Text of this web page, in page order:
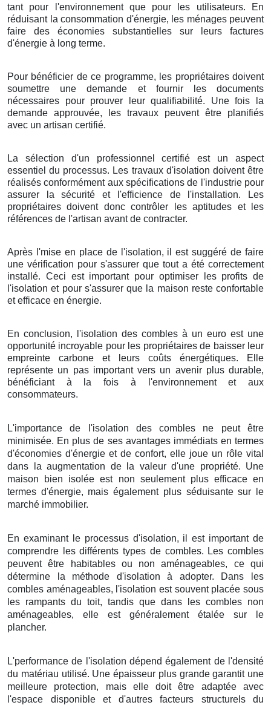
tant pour l'environnement que pour les utilisateurs. En
réduisant la consommation d'énergie, les ménages peuvent
faire des économies substantielles sur leurs factures
d'énergie à long terme.
Pour bénéficier de ce programme, les propriétaires doivent
soumettre une demande et fournir les documents
nécessaires pour prouver leur qualifiabilité. Une fois la
demande approuvée, les travaux peuvent être planifiés
avec un artisan certifié.
La sélection d'un professionnel certifié est un aspect
essentiel du processus. Les travaux d'isolation doivent être
réalisés conformément aux spécifications de l'industrie pour
assurer la sécurité et l'efficience de l'installation. Les
propriétaires doivent donc contrôler les aptitudes et les
références de l'artisan avant de contracter.
Après l'mise en place de l'isolation, il est suggéré de faire
une vérification pour s'assurer que tout a été correctement
installé. Ceci est important pour optimiser les profits de
l'isolation et pour s'assurer que la maison reste confortable
et efficace en énergie.
En conclusion, l'isolation des combles à un euro est une
opportunité incroyable pour les propriétaires de baisser leur
empreinte carbone et leurs coûts énergétiques. Elle
représente un pas important vers un avenir plus durable,
bénéficiant à la fois à l'environnement et aux
consommateurs.
L'importance de l'isolation des combles ne peut être
minimisée. En plus de ses avantages immédiats en termes
d'économies d'énergie et de confort, elle joue un rôle vital
dans la augmentation de la valeur d'une propriété. Une
maison bien isolée est non seulement plus efficace en
termes d'énergie, mais également plus séduisante sur le
marché immobilier.
En examinant le processus d'isolation, il est important de
comprendre les différents types de combles. Les combles
peuvent être habitables ou non aménageables, ce qui
détermine la méthode d'isolation à adopter. Dans les
combles aménageables, l'isolation est souvent placée sous
les rampants du toit, tandis que dans les combles non
aménageables, elle est généralement étalée sur le
plancher.
L'performance de l'isolation dépend également de l'densité
du matériau utilisé. Une épaisseur plus grande garantit une
meilleure protection, mais elle doit être adaptée avec
l'espace disponible et d'autres facteurs structurels du